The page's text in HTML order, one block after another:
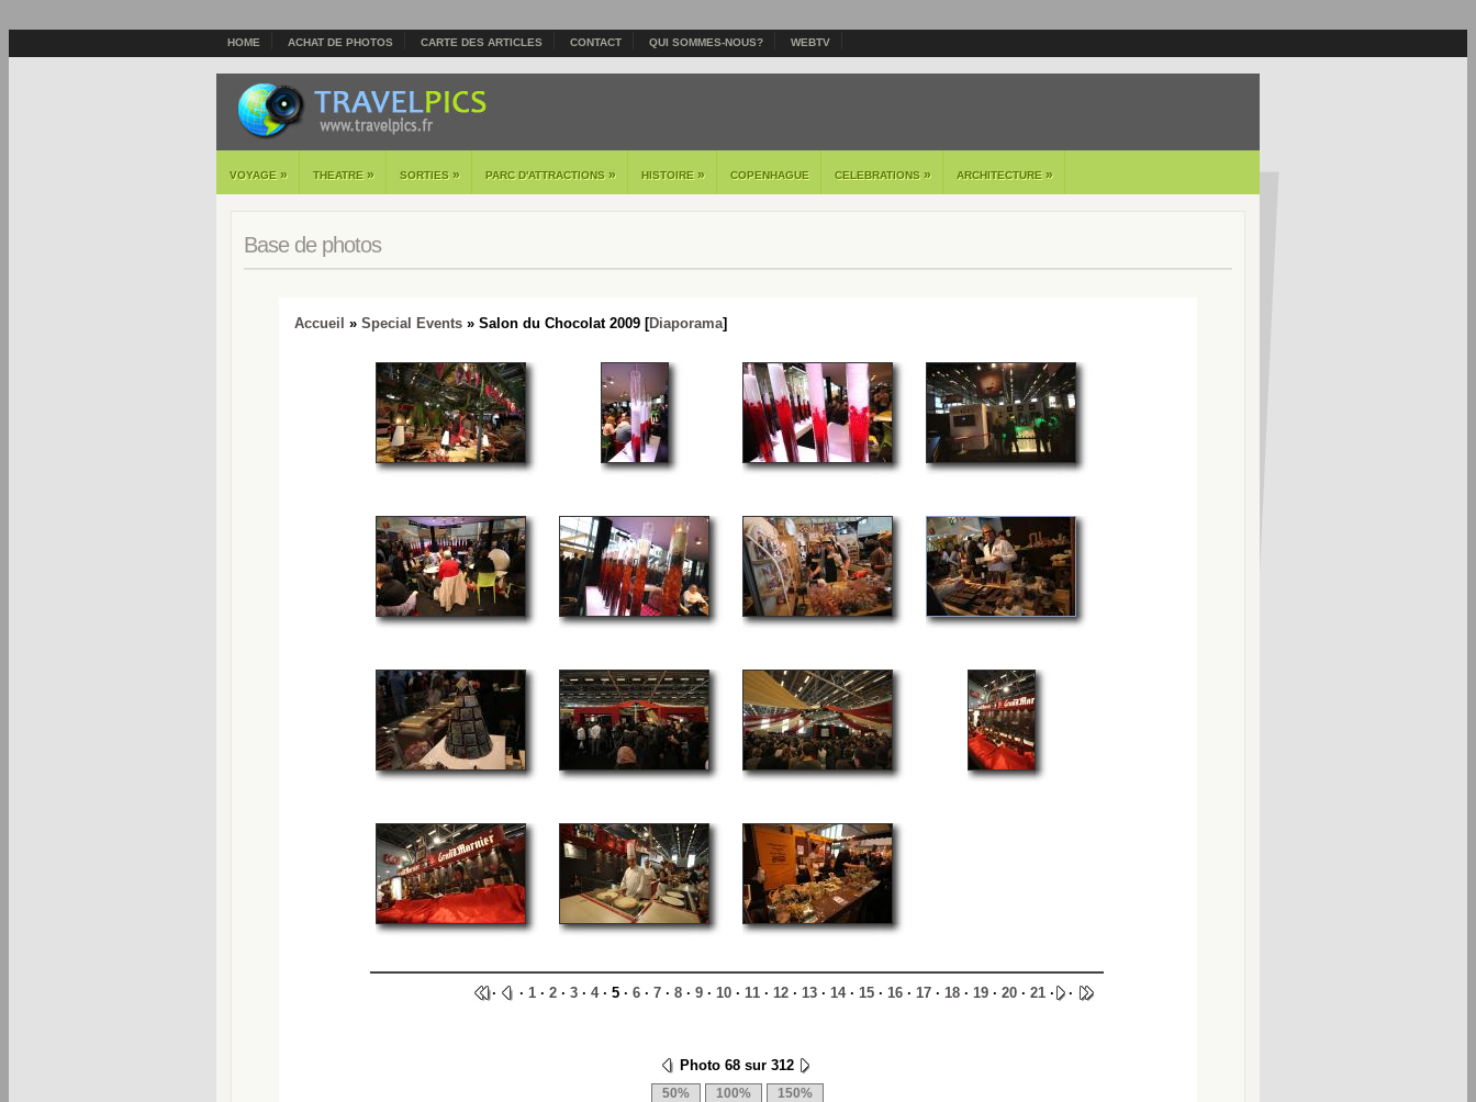
HOME ACHAT DE PHOTOS CARTE DES ARTICLES CONTACT QUI SOMMES-NOUS? WEBTV
VOYAGE » THEATRE » SORTIES » PARC D'ATTRACTIONS » HISTOIRE » COPENHAGUE CELEBRATIONS » ARCHITECTURE »
Base de photos
Accueil » Special Events » Salon du Chocolat 2009 [Diaporama]
· · 1 · 2 · 3 · 4· 5 · 6 · 7 · 8 · 9 · 10 · 11 · 12 · 13 · 14· 15 · 16 · 17 · 18 · 19 · 20 · 21 · ·
Photo 68 sur 312